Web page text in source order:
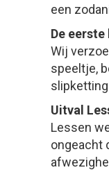
een
De eerste
Wij
speeltje,
Uitval
Lessen
ongeacht